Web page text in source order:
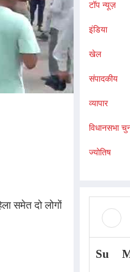
समेत दो लोगों
टॉप न्यूज़
इंडिया
खेल
संपादकीय
व्यापार
विधानसभा
ज्योतिष
Su